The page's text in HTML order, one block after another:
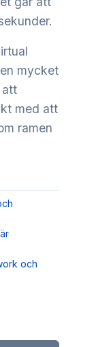
mycket
att
med att
ramen
och